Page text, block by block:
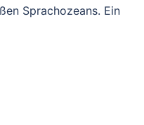
Sprachozeans. Ein